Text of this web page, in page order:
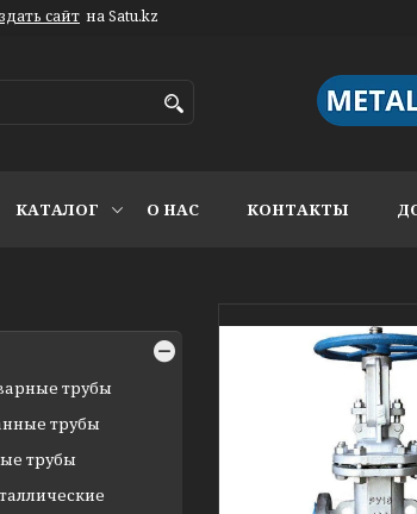
сайт на Satu.kz
КАТАЛОГ О НАС КОНТАКТЫ
трубы
трубы
трубы